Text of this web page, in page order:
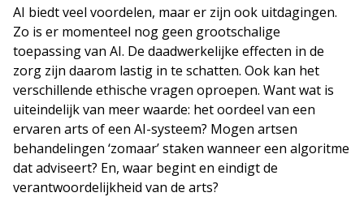
AI biedt veel voordelen, maar er zijn ook uitdagingen.
Zo is er momenteel nog geen grootschalige
toepassing van AI. De daadwerkelijke effecten in de
zorg zijn daarom lastig in te schatten. Ook kan het
verschillende ethische vragen oproepen. Want wat is
uiteindelijk van meer waarde: het oordeel van een
ervaren arts of een AI-systeem? Mogen artsen
behandelingen ‘zomaar’ staken wanneer een algoritme
dat adviseert? En, waar begint en eindigt de
verantwoordelijkheid van de arts?